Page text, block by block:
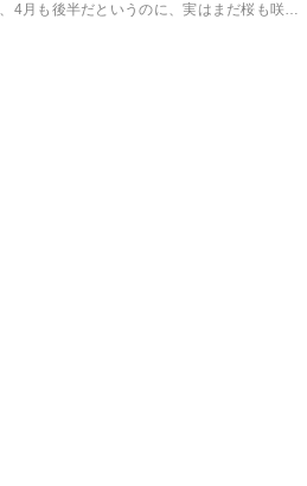
4月も後半だというのに、実はまだ桜も咲…